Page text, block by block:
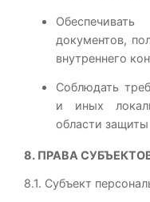
документов,
внутреннего
Соблюдать
и иных
области
8. ПРАВА
8.1. Субъект